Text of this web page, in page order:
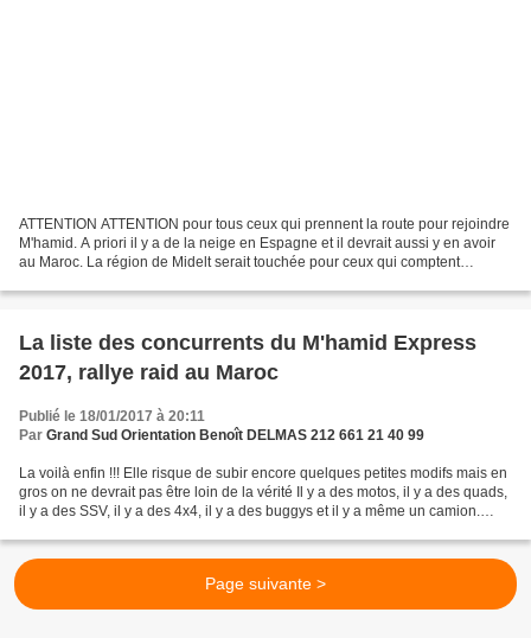
ATTENTION ATTENTION pour tous ceux qui prennent la route pour rejoindre
M'hamid. A priori il y a de la neige en Espagne et il devrait aussi y en avoir
au Maroc. La région de Midelt serait touchée pour ceux qui comptent
La liste des concurrents du M'hamid Express
2017, rallye raid au Maroc
Publié le 18/01/2017 à 20:11
Par Grand Sud Orientation Benoît DELMAS 212 661 21 40 99
La voilà enfin !!! Elle risque de subir encore quelques petites modifs mais en
gros on ne devrait pas être loin de la vérité Il y a des motos, il y a des quads,
il y a des SSV, il y a des 4x4, il y a des buggys et il y a même un camion.
Page suivante >